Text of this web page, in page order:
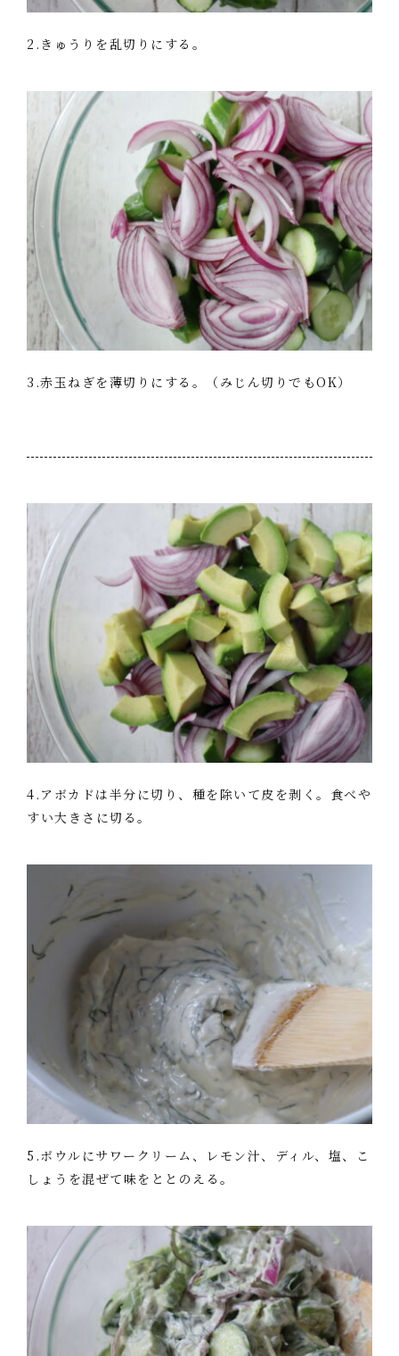
2.きゅうりを乱切りにする。
3.赤玉ねぎを薄切りにする。（みじん切りでもOK）
4.アボカドは半分に切り、種を除いて皮を剥く。食べや
すい大きさに切る。
5.ボウルにサワークリーム、レモン汁、ディル、塩、こ
しょうを混ぜて味をととのえる。